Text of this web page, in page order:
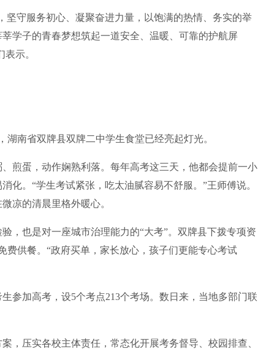
守服务初心、凝聚奋进力量，以饱满的热情、务实的举
学子的青春梦想筑起一道安全、温暖、可靠的护航屏
示。
南省双牌县双牌二中学生食堂已经亮起灯光。
蛋，动作娴熟利落。每年高考这三天，他都会提前一小
化。“学生考试紧张，吃太油腻容易不舒服。”王师傅说。
凉的清晨里格外暖心。
也是对一座城市治理能力的“大考”。双牌县下拨专项资
费供餐。“政府买单，家长放心，孩子们更能专心考试
加高考，设5个考点213个考场。数日来，当地多部门联
压实各校主体责任，常态化开展考务督导、校园排查、